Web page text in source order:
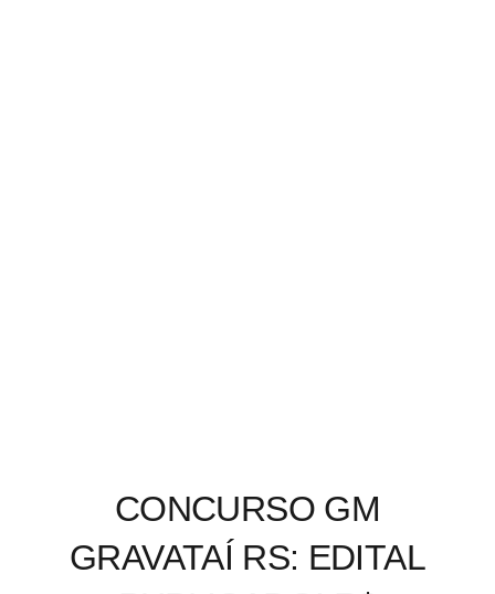
CONCURSO GM
GRAVATAÍ RS: EDITAL